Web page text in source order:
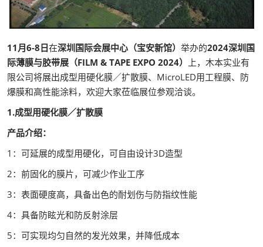
11月6-8日在深圳国际会展中心（宝安新馆） 举办的2024深圳国
际薄膜与胶带展（FILM & TAPE EXPO 2024）
上，木本实业有
限公司将展出成型用硬化膜／扩散膜、MicroLED用工程膜、防
爆膜和高性能涂料，欢迎大家莅临展位参观洽谈。
1.成型用硬化膜／扩散膜
产品介绍：
1：可延展的成型用硬化，可自由设计3D造型
2：前固化的膜片，可减少作业工序
3：表面硬度高，具备出色的耐划伤与防指纹性能
4：具备防眩光和防反射涂层
5：可实现均匀自然的发光效果，并降低成本